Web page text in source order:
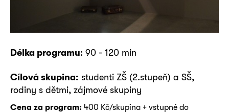
Délka programu: 90 - 120 min
Cílová skupina: studenti ZŠ (2.stupeň) a SŠ,
rodiny s dětmi, zájmové skupiny
Cena za program: 400 Kč/skupina + vstupné do